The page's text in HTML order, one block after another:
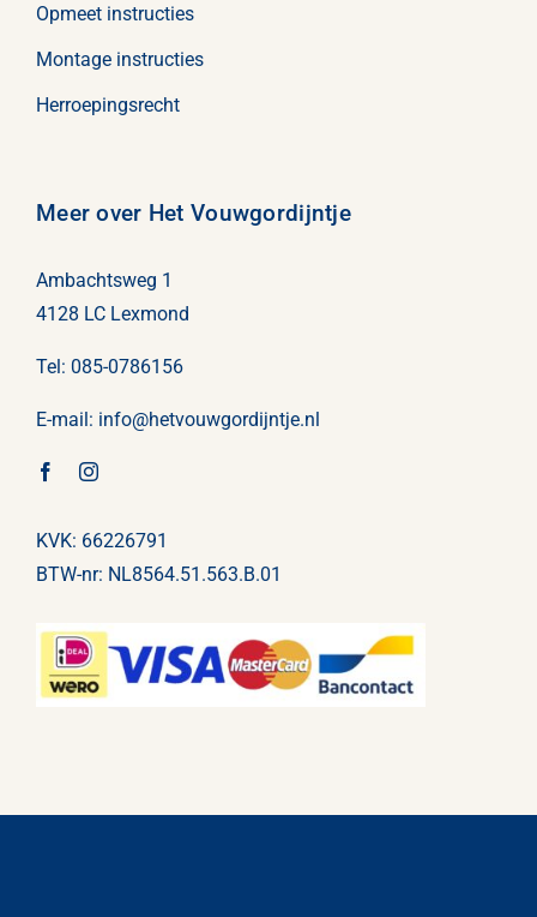
Opmeet instructies
Montage instructies
Herroepingsrecht
Meer over Het Vouwgordijntje
Ambachtsweg 1
4128 LC Lexmond
Tel: 085-0786156
E-mail: info@hetvouwgordijntje.nl
KVK: 66226791
BTW-nr: NL8564.51.563.B.01